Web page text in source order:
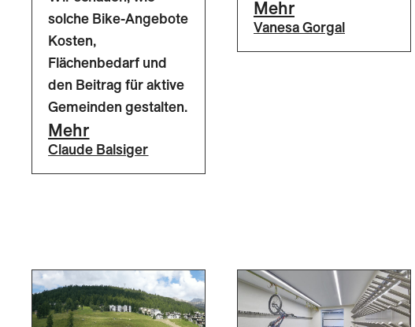
solche Bike-Angebote
Kosten,
Flächenbedarf und
den Beitrag für aktive
Gemeinden gestalten.
Mehr
Claude Balsiger
Mehr
Vanesa Gorgal